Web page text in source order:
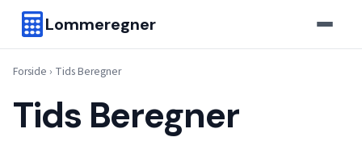
Lommeregner
Forside › Tids Beregner
Tids Beregner